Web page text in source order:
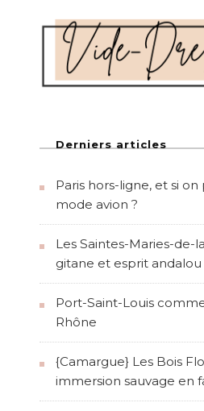
Derniers articles
Paris hors-ligne, et si on
mode avion ?
Les Saintes-Maries-de-
gitane et esprit andalou
Port-Saint-Louis
Rhône
{Camargue} Les Bois
immersion sauvage en